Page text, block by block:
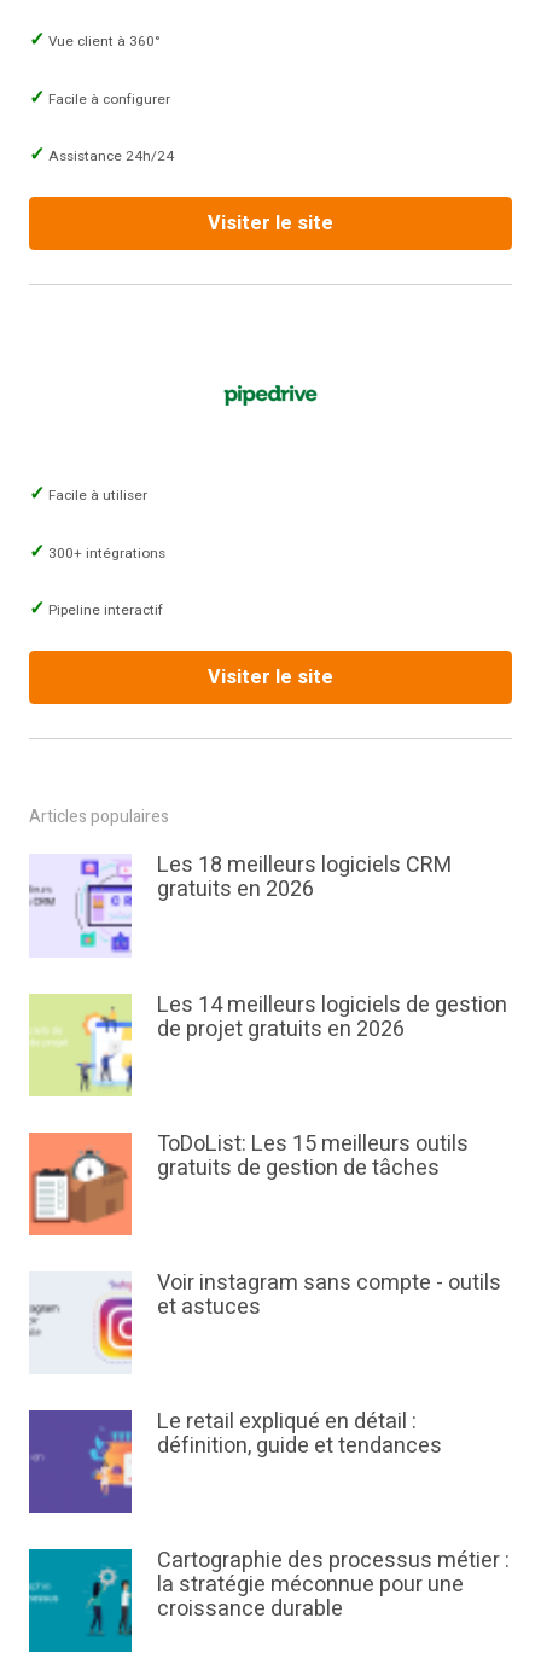
Vue client à 360°
Facile à configurer
Assistance 24h/24
Visiter le site
Facile à utiliser
300+ intégrations
Pipeline interactif
Visiter le site
Articles populaires
Les 18 meilleurs logiciels CRM
gratuits en 2026
Les 14 meilleurs logiciels de gestion
de projet gratuits en 2026
ToDoList: Les 15 meilleurs outils
gratuits de gestion de tâches
Voir instagram sans compte - outils
et astuces
Le retail expliqué en détail :
définition, guide et tendances
Cartographie des processus métier :
la stratégie méconnue pour une
croissance durable